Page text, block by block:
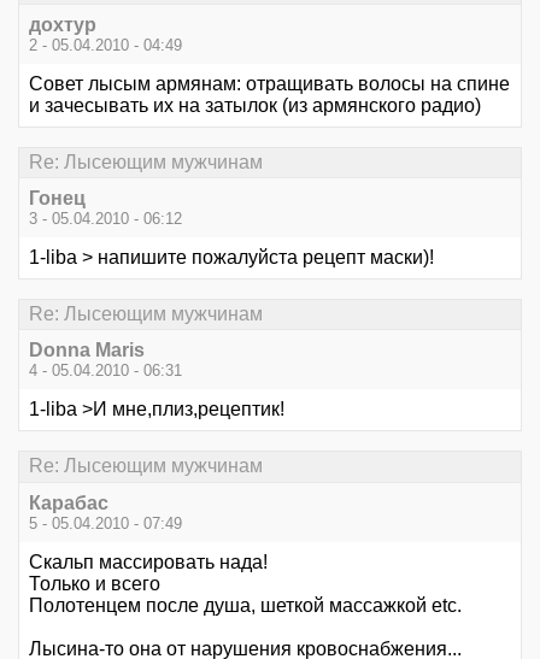
дохтур
2 - 05.04.2010 - 04:49
Совет лысым армянам: отращивать волосы на спине
и зачесывать их на затылок (из армянского радио)
Re: Лысеющим мужчинам
Гонец
3 - 05.04.2010 - 06:12
1-liba > напишите пожалуйста рецепт маски)!
Re: Лысеющим мужчинам
Donna Maris
4 - 05.04.2010 - 06:31
1-liba >И мне,плиз,рецептик!
Re: Лысеющим мужчинам
Карабас
5 - 05.04.2010 - 07:49
Скальп массировать нада!
Только и всего
Полотенцем после душа, шеткой массажкой etc.
Лысина-то она от нарушения кровоснабжения...